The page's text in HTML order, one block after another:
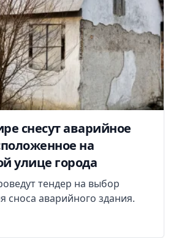
снесут аварийное
на
улице города
тендер на выбор
сноса аварийного здания.